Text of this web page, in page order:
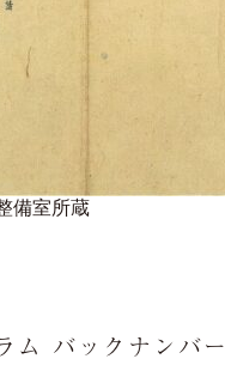
備室所蔵
ム バックナンバー